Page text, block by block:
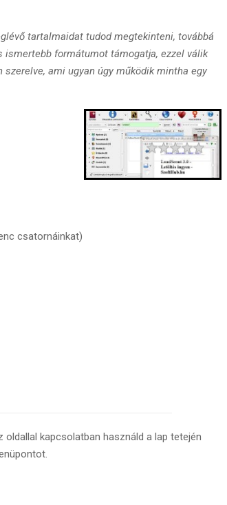
tartalmaidat tudod megtekinteni, továbbá
ismertebb formátumot támogatja, ezzel válik
ami ugyan úgy működik mintha egy
csatornáinkat)
kapcsolatban használd a lap tetején
Rating 1 star
2 stars
3 stars
4 stars
5 stars